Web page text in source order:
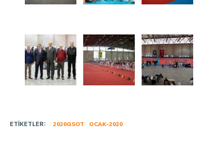
ETIKETLER: 2020GSOT OCAK-2020